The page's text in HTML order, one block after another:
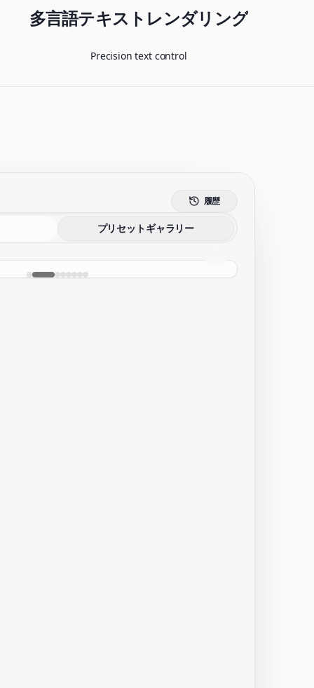
多言語テキストレンダリング
Precision text control
履歴
プリセットギャラリー